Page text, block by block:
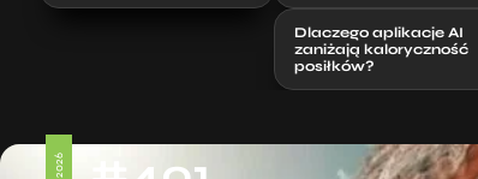
Dlaczego aplikacje AI
zaniżają kaloryczność
posiłków?